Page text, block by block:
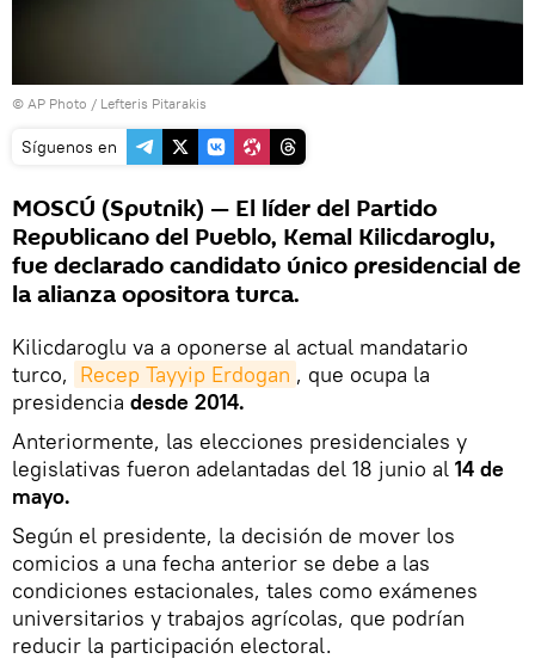
© AP Photo / Lefteris Pitarakis
Síguenos en
MOSCÚ (Sputnik) — El líder del Partido
Republicano del Pueblo, Kemal Kilicdaroglu,
fue declarado candidato único presidencial de
la alianza opositora turca.
Kilicdaroglu va a oponerse al actual mandatario
turco, Recep Tayyip Erdogan , que ocupa la
presidencia desde 2014.
Anteriormente, las elecciones presidenciales y
legislativas fueron adelantadas del 18 junio al 14 de
mayo.
Según el presidente, la decisión de mover los
comicios a una fecha anterior se debe a las
condiciones estacionales, tales como exámenes
universitarios y trabajos agrícolas, que podrían
reducir la participación electoral.